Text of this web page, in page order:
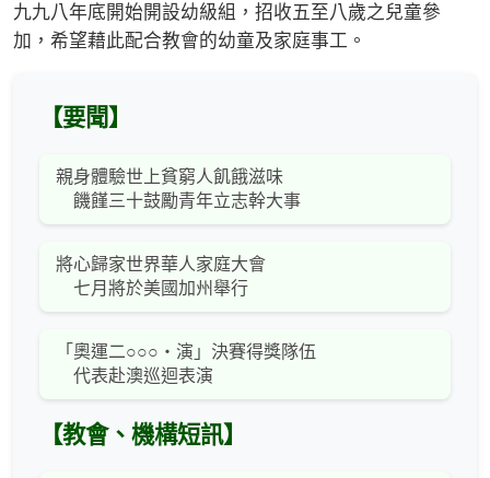
九九八年底開始開設幼級組，招收五至八歲之兒童參
加，希望藉此配合教會的幼童及家庭事工。
【要聞】
親身體驗世上貧窮人飢餓滋味
饑饉三十鼓勵青年立志幹大事
將心歸家世界華人家庭大會
七月將於美國加州舉行
「奧運二○○○‧演」決賽得獎隊伍
代表赴澳巡迴表演
【教會、機構短訊】